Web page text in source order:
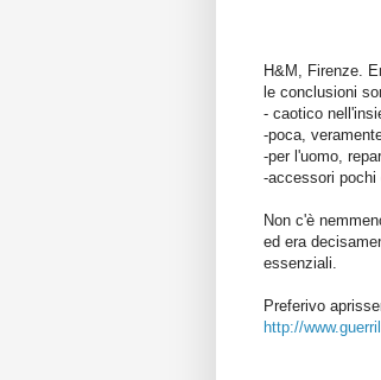
H&M, Firenze.
le conclusioni
- caotico
-poca,
-per l'uomo,
-accessori pochi
Non c'è
ed era
essenziali.
Preferivo
http://